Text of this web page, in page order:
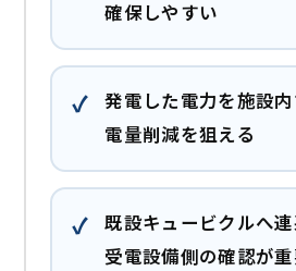
確保しやすい
発電した電力を施設
電量削減を狙える
既設キュービクルへ連
受電設備側の確認が